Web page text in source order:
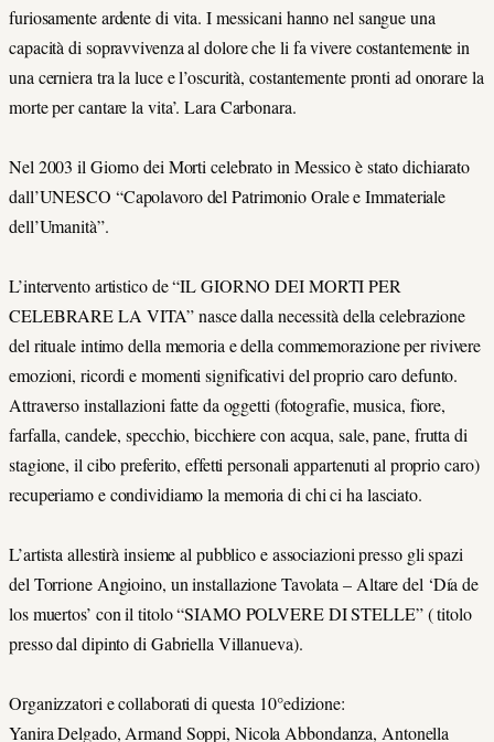
furiosamente ardente di vita. I messicani hanno nel sangue una
capacità di sopravvivenza al dolore che li fa vivere costantemente in
una cerniera tra la luce e l’oscurità, costantemente pronti ad onorare la
morte per cantare la vita’. Lara Carbonara.
Nel 2003 il Giorno dei Morti celebrato in Messico è stato dichiarato
dall’UNESCO “Capolavoro del Patrimonio Orale e Immateriale
dell’Umanità”.
L’intervento artistico de “IL GIORNO DEI MORTI PER
CELEBRARE LA VITA” nasce dalla necessità della celebrazione
del rituale intimo della memoria e della commemorazione per rivivere
emozioni, ricordi e momenti significativi del proprio caro defunto.
Attraverso installazioni fatte da oggetti (fotografie, musica, fiore,
farfalla, candele, specchio, bicchiere con acqua, sale, pane, frutta di
stagione, il cibo preferito, effetti personali appartenuti al proprio caro)
recuperiamo e condividiamo la memoria di chi ci ha lasciato.
L’artista allestirà insieme al pubblico e associazioni presso gli spazi
del Torrione Angioino, un installazione Tavolata – Altare del ‘Día de
los muertos’ con il titolo “SIAMO POLVERE DI STELLE” ( titolo
presso dal dipinto di Gabriella Villanueva).
Organizzatori e collaborati di questa 10°edizione:
Yanira Delgado, Armand Soppi, Nicola Abbondanza, Antonella